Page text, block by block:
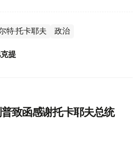
特·托卡耶夫 政治
提
致函感谢托卡耶夫总统